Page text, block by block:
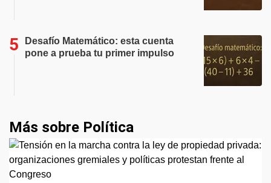
Desafío Matemático: esta cuenta
pone a prueba tu primer impulso
Más sobre Política